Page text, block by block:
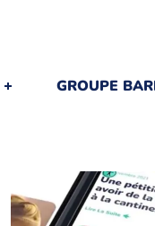
GROUPE